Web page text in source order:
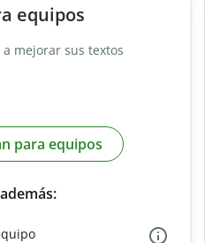
equipos
mejorar sus textos
para equipos